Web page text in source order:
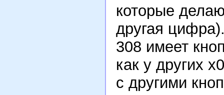
которые
другая
308 имеет
как у других
с другими